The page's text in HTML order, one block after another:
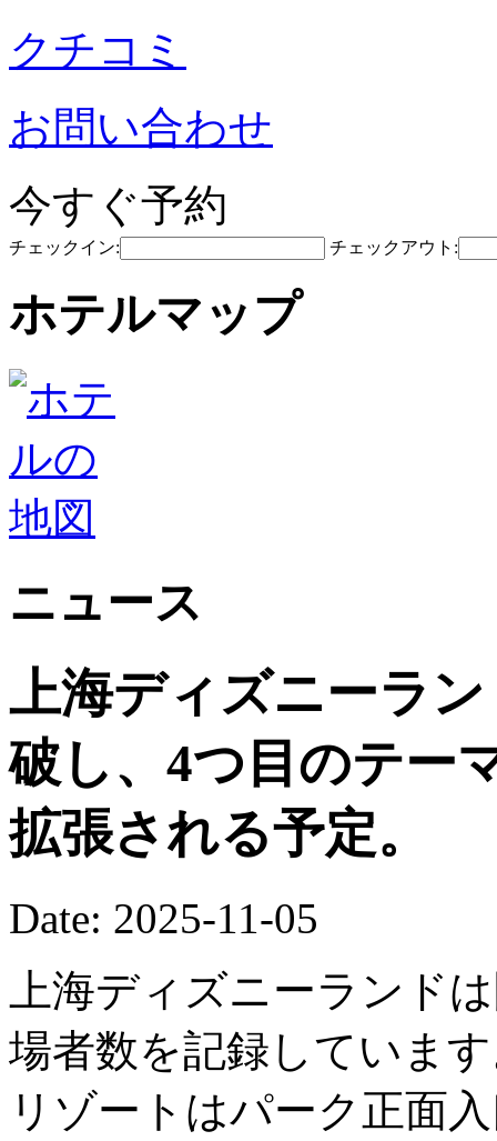
クチコミ
お問い合わせ
今すぐ予約
チェックイン: チェックアウト:
ホテルマップ
ニュース
上海ディズニーラ
破し、4つ目のテー
拡張される予定。
Date: 2025-11-05
上海ディズニーランド
場者数を記録していま
リゾートはパーク正面